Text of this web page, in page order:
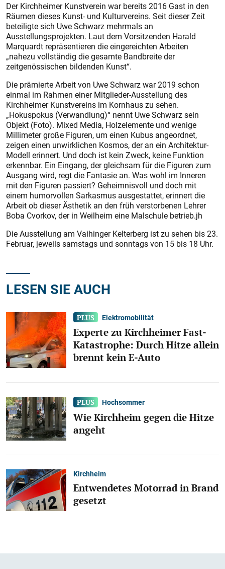
Der Kirchheimer Kunstverein war bereits 2016 Gast in den
Räumen dieses Kunst- und Kulturvereins. Seit dieser Zeit
beteiligte sich Uwe Schwarz mehrmals an
Ausstellungsprojekten. Laut dem Vorsitzenden Harald
Marquardt repräsentieren die eingereichten Arbeiten
„nahezu vollständig die gesamte Bandbreite der
zeitgenössischen bildenden Kunst“.
Die prämierte Arbeit von Uwe Schwarz war 2019 schon
einmal im Rahmen einer Mitglieder-Ausstellung des
Kirchheimer Kunstvereins im Kornhaus zu sehen.
„Hokuspokus (Verwandlung)“ nennt Uwe Schwarz sein
Objekt (Foto). Mixed Media, Holzelemente und wenige
Millimeter große Figuren, um einen Kubus angeordnet,
zeigen einen unwirklichen Kosmos, der an ein Architektur-
Modell erinnert. Und doch ist kein Zweck, keine Funktion
erkennbar. Ein Eingang, der gleichsam für die Figuren zum
Ausgang wird, regt die Fantasie an. Was wohl im Inneren
mit den Figuren passiert? Geheimnisvoll und doch mit
einem humorvollen Sarkasmus ausgestattet, erinnert die
Arbeit ob dieser Ästhetik an den früh verstorbenen Lehrer
Boba Cvorkov, der in Weilheim eine Malschule betrieb.jh
Die Ausstellung am Vaihinger Kelterberg ist zu sehen bis 23.
Februar, jeweils samstags und sonntags von 15 bis 18 Uhr.
LESEN SIE AUCH
Elektromobilität
Experte zu Kirchheimer Fast-
Katastrophe: Durch Hitze allein
brennt kein E-Auto
Hochsommer
Wie Kirchheim gegen die Hitze
angeht
Kirchheim
Entwendetes Motorrad in Brand
gesetzt